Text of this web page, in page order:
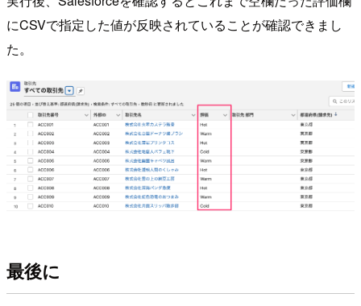
にCSVで指定した値が反映されていることが確認できまし
た。
最後に